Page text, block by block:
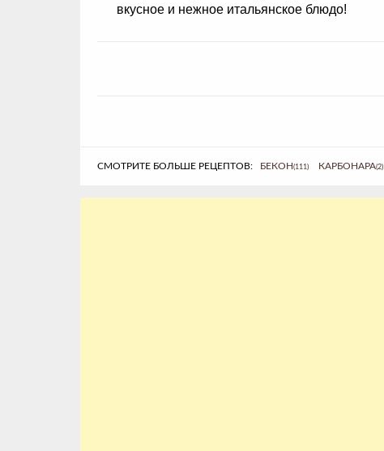
вкусное и нежное итальянское блюдо!
СМОТРИТЕ БОЛЬШЕ РЕЦЕПТОВ: БЕКОН (111) КАРБОНАРА(2)